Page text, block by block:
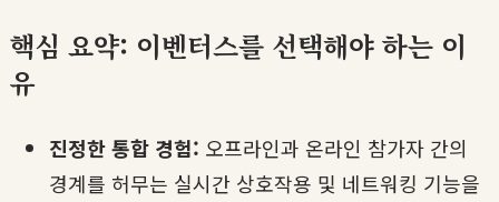
핵심 요약: 이벤터스를 선택해야 하는 이
유
진정한 통합 경험: 오프라인과 온라인 참가자 간의
경계를 허무는 실시간 상호작용 및 네트워킹 기능을